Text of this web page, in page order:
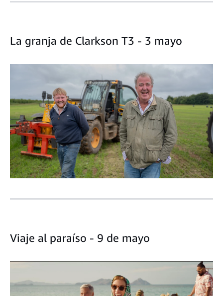
La granja de Clarkson T3 - 3 mayo
Viaje al paraíso - 9 de mayo